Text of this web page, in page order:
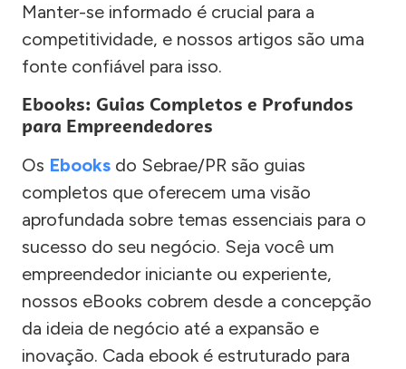
Manter-se informado é crucial para a
competitividade, e nossos artigos são uma
fonte confiável para isso.
Ebooks: Guias Completos e Profundos
para Empreendedores
Os Ebooks do Sebrae/PR são guias
completos que oferecem uma visão
aprofundada sobre temas essenciais para o
sucesso do seu negócio. Seja você um
empreendedor iniciante ou experiente,
nossos eBooks cobrem desde a concepção
da ideia de negócio até a expansão e
inovação. Cada ebook é estruturado para